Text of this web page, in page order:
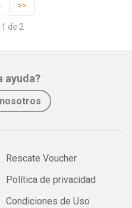
>>
de 2
ayuda?
Rescate Voucher
Política de privacidad
Condiciones de Uso